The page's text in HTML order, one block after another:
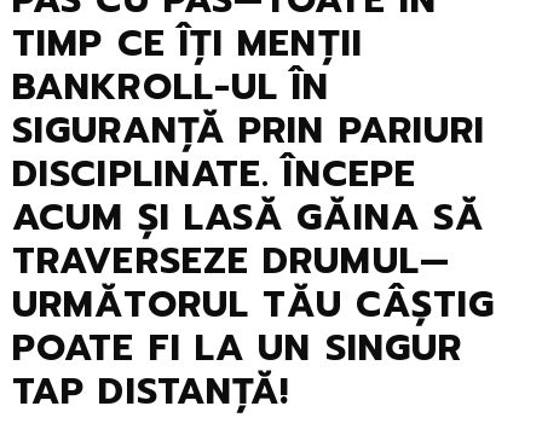
TIMP CE ÎȚI MENȚII
BANKROLL-UL ÎN
SIGURANȚĂ PRIN PARIURI
DISCIPLINATE. ÎNCEPE
ACUM ȘI LASĂ GĂINA SĂ
TRAVERSEZE DRUMUL—
URMĂTORUL TĂU CÂȘTIG
POATE FI LA UN SINGUR
TAP DISTANȚĂ!